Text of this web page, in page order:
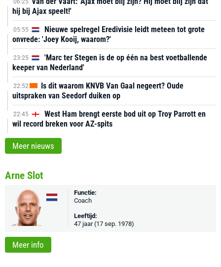
06:25
hij bij Ajax speelt!'
05:55
Nieuwe spelregel Eredivisie leidt meteen tot grote
onvrede: 'Joey Kooij, waarom?'
23:25
'Marc ter Stegen is de op één na best voetballende
keeper van Nederland'
22:52
Is dit waarom KNVB Van Gaal negeert? Oude
uitspraken van Seedorf duiken op
22:45
West Ham brengt eerste bod uit op Troy Parrott en
wil record breken voor AZ-spits
Meer nieuws
Arne Slot
Functie:
Coach
Leeftijd:
47 jaar (17 sep. 1978)
Meer info